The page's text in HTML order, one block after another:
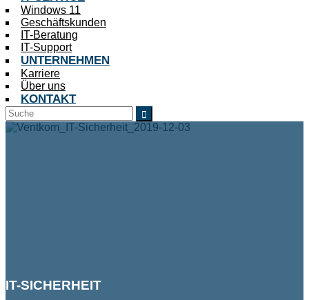
Windows 11
Geschäftskunden
IT-Beratung
IT-Support
UNTERNEHMEN
Karriere
Über uns
KONTAKT
IT-SICHERHEIT